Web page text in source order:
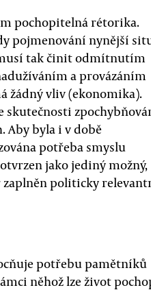
pochopitelná rétorika.
pojmenování nynější
tak činit odmítnutím
a provázáním
žádný vliv (ekonomika).
skutečnosti
byla i v době
potřeba smyslu
jako jediný možný,
politicky
potřebu pamětníků
něhož lze život